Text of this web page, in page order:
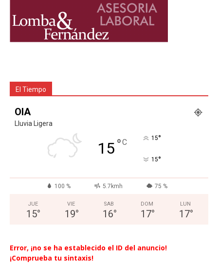
El Tiempo
OIA
Lluvia Ligera
15°C 15°
15°
100 % 5.7kmh 75 %
JUE
15°
VIE
19°
SAB
16°
DOM
17°
LUN
17°
Error, ¡no se ha establecido el ID del anuncio!
¡Comprueba tu sintaxis!